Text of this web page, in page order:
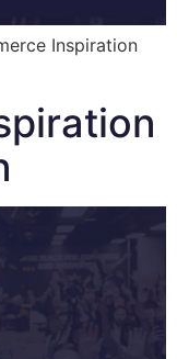
Inspiration